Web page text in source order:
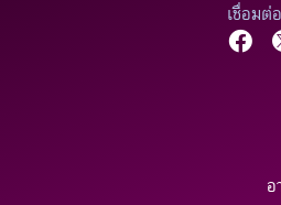
เชื่อมต่